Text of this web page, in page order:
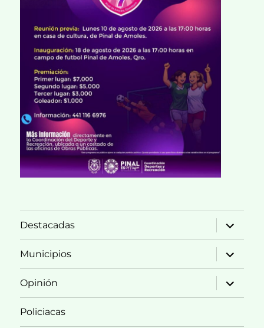
Destacadas
expande
el
menú
inferior
Municipios
expande
el
menú
inferior
Opinión
expande
el
menú
Policiacas